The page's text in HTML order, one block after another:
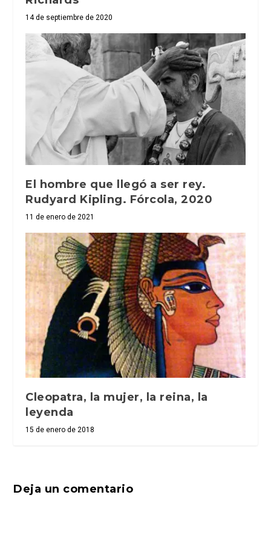
14 de septiembre de 2020
El hombre que llegó a ser rey.
Rudyard Kipling. Fórcola, 2020
11 de enero de 2021
Cleopatra, la mujer, la reina, la
leyenda
15 de enero de 2018
Deja un comentario